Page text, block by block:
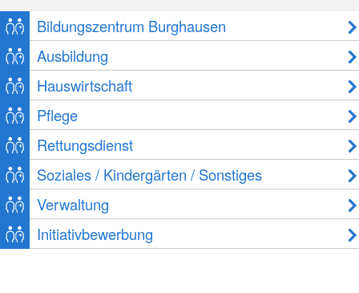
Bildungszentrum Burghausen
Ausbildung
Hauswirtschaft
Pflege
Rettungsdienst
Soziales / Kindergärten / Sonstiges
Verwaltung
Initiativbewerbung